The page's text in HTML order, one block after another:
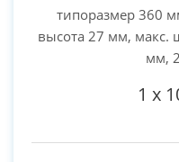
типоразмер 360
высота 27 мм, макс.
мм,
1 x